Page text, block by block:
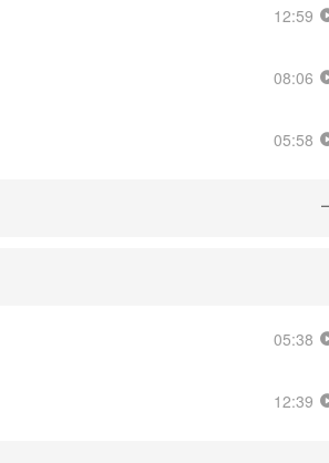
12:59
08:06
05:58
05:38
12:39